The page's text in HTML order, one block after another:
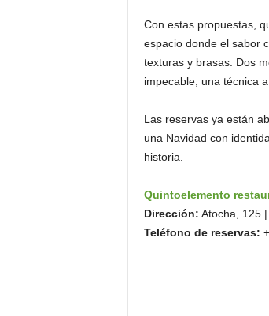
Con estas propuestas,
espacio donde el sabor
texturas y brasas. Dos
impecable, una técnica
Las reservas ya están
una Navidad con
historia.
Quintoelemento
Dirección: Atocha, 125
Teléfono de reservas: